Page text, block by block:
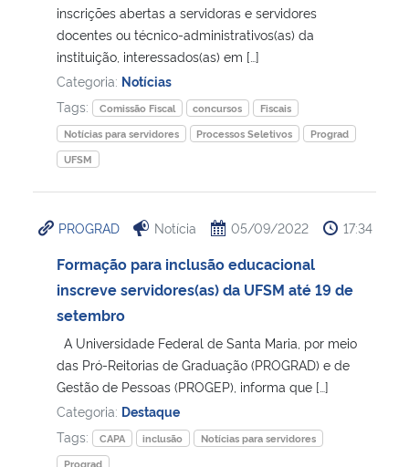
inscrições abertas a servidoras e servidores
docentes ou técnico-administrativos(as) da
instituição, interessados(as) em […]
Categoria: Notícias
Tags:
Comissão Fiscal concursos
Fiscais
Notícias para servidores
Processos Seletivos
Prograd
UFSM
PROGRAD Notícia 05/09/2022 17:34
Formação para inclusão educacional
inscreve servidores(as) da UFSM até 19 de
setembro
A Universidade Federal de Santa Maria, por meio
das Pró-Reitorias de Graduação (PROGRAD) e de
Gestão de Pessoas (PROGEP), informa que […]
Categoria: Destaque
Tags:
CAPA inclusão
Notícias para servidores
Prograd